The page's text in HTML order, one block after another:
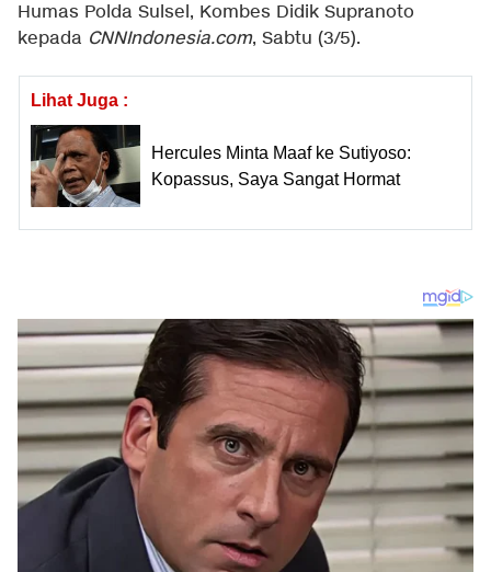
Humas Polda Sulsel, Kombes Didik Supranoto
kepada CNNIndonesia.com, Sabtu (3/5).
Lihat Juga :
Hercules Minta Maaf ke Sutiyoso:
Kopassus, Saya Sangat Hormat